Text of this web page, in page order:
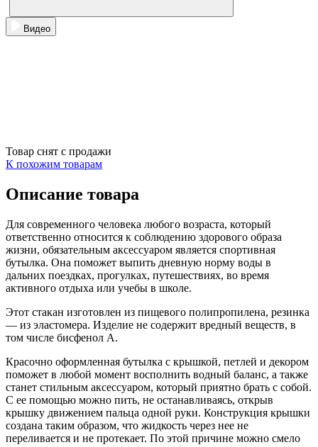
Видео
Товар снят с продажи
К похожим товарам
Описание товара
Для современного человека любого возраста, который
ответственно относится к соблюдению здорового образа
жизни, обязательным аксессуаром является спортивная
бутылка. Она поможет выпить дневную норму воды в
дальних поездках, прогулках, путешествиях, во время
активного отдыха или учебы в школе.
Этот стакан изготовлен из пищевого полипропилена, резинка
— из эластомера. Изделие не содержит вредный веществ, в
том числе бисфенол А.
Красочно оформленная бутылка с крышкой, петлей и декором
поможет в любой момент восполнить водный баланс, а также
станет стильным аксессуаром, который приятно брать с собой.
С ее помощью можно пить, не останавливаясь, открыв
крышку движением пальца одной руки. Конструкция крышки
создана таким образом, что жидкость через нее не
переливается и не протекает. По этой причине можно смело